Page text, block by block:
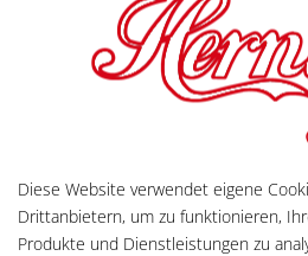
AF NIKOLAI KOKHOLM 15. JULY 2016
Diese Website verwendet eigene
Drittanbietern, um zu funktionieren,
Produkte und Dienstleistungen zu